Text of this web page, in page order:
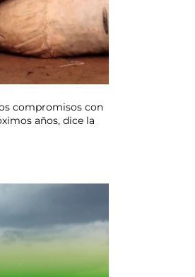
compromisos con
años, dice la